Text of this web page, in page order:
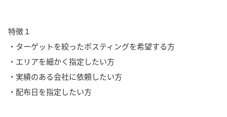
特徴１
・ターゲットを絞ったポスティングを希望する方
・エリアを細かく指定したい方
・実績のある会社に依頼したい方
・配布日を指定したい方